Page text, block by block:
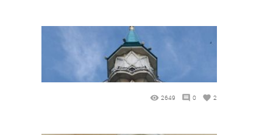
2649 0 2